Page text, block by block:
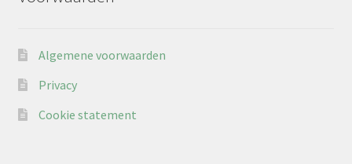
Algemene voorwaarden
Privacy
Cookie statement